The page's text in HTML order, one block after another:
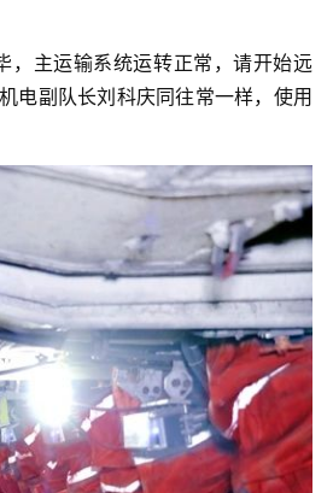
，主运输系统运转正常，请开始远
电副队长刘科庆同往常一样，使用